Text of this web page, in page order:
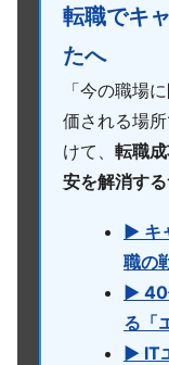
転職でキ
たへ
「今の職場
価される場
けて、 転職
安を解消す
▶ キ
職の
▶ 40
る「
▶ IT